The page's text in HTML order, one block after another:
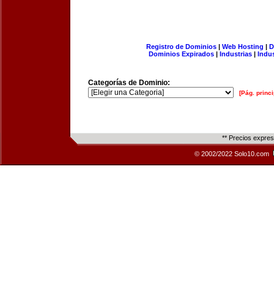
Registro de Dominios| Web Hosting |
Dominios Expirados | Industrias |
Categorías de Dominio:
[Pág.
** Precios
© 2002/2022 Solo10.com